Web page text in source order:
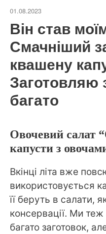
01.08.2023
Він став
Смачніший
квашену
Заготовляю
багато
Овочевий салат
капусти з
Вкінці літа вже
використовується
її беруть в салати,
консервації. Ми
багато заготовок,